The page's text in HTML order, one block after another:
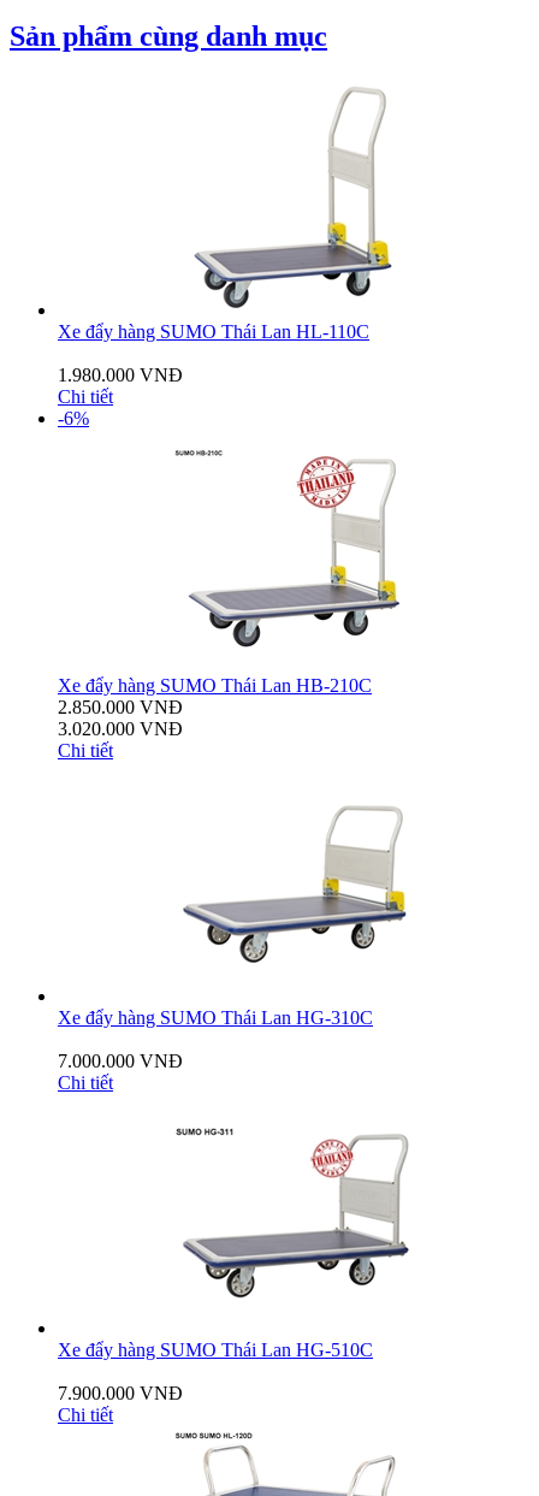
Sản phẩm cùng danh mục
Xe đẩy hàng SUMO Thái Lan HL-110C
1.980.000 VNĐ
Chi tiết
-6%
Xe đẩy hàng SUMO Thái Lan HB-210C
2.850.000 VNĐ
3.020.000 VNĐ
Chi tiết
Xe đẩy hàng SUMO Thái Lan HG-310C
7.000.000 VNĐ
Chi tiết
Xe đẩy hàng SUMO Thái Lan HG-510C
7.900.000 VNĐ
Chi tiết